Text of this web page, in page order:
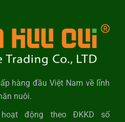
hàng đầu Việt Nam về lĩnh
nuôi.
động theo ĐKKD số